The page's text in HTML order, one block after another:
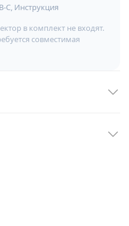
C, Инструкция
в комплект не входят.
совместимая